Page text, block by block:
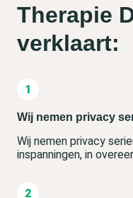
Therapie
verklaart:
Wij nemen privacy
Wij nemen privacy
inspanningen, in